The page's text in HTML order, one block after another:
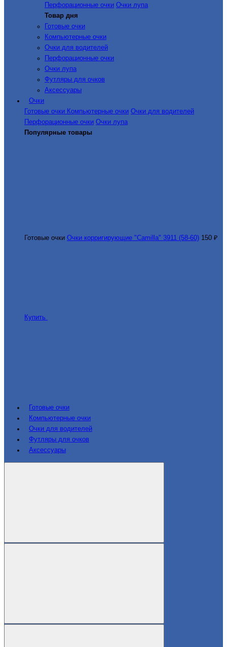
Перфорационные очки Очки лупа
Товар дня
Готовые очки
Компьютерные очки
Очки для водителей
Перфорационные очки
Очки лупа
Футляры для очков
Аксессуары
Очки
Готовые очки Компьютерные очки Очки для водителей
Перфорационные очки Очки лупа
Популярные товары
Готовые очки Очки корригирующие "Camilla" 3911 (58-60) 150 ₽
Купить
Готовые очки
Компьютерные очки
Очки для водителей
Футляры для очков
Аксессуары